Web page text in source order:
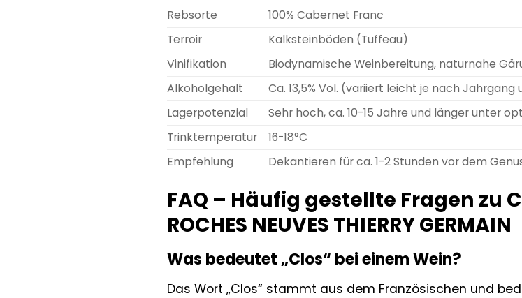
Rebsorte
100% Cabernet Franc
Terroir
Kalksteinböden (Tuffeau)
Vinifikation
Biodynamische Weinbereitung, naturnahe
Alkoholgehalt
Ca. 13,5% Vol. (variiert leicht je nach Jahrgang
Lagerpotenzial
Sehr hoch, ca. 10-15 Jahre und länger unter
Trinktemperatur
16-18°C
Empfehlung
Dekantieren für ca. 1-2 Stunden vor dem
FAQ – Häufig gestellte Fragen zu
ROCHES NEUVES THIERRY GERMAIN
Was bedeutet „Clos“ bei einem Wein?
Das Wort „Clos“ stammt aus dem Französischen und